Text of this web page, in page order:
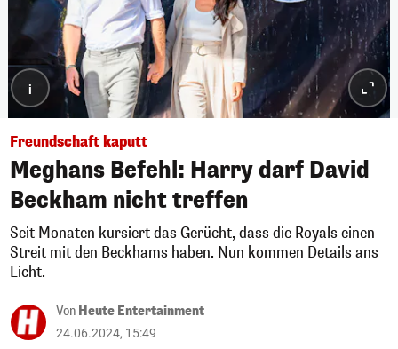
i
Freundschaft kaputt
Meghans Befehl: Harry darf David
Beckham nicht treffen
Seit Monaten kursiert das Gerücht, dass die Royals einen
Streit mit den Beckhams haben. Nun kommen Details ans
Licht.
Von Heute Entertainment
24.06.2024, 15:49